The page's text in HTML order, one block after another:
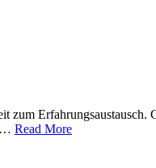
Erfahrungsaustausch.
Read More